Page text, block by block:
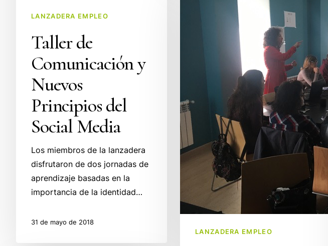
LANZADERA EMPLEO
Taller de
Comunicación y
Nuevos
Principios del
Social Media
Los miembros de la lanzadera
disfrutaron de dos jornadas de
aprendizaje basadas en la
importancia de la identidad…
31 de mayo de 2018
LANZADERA EMPLEO